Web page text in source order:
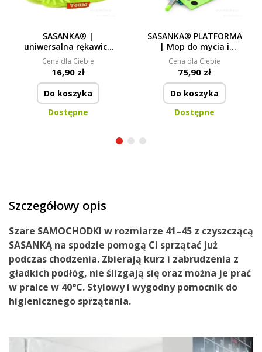
SASANKA® |
uniwersalna rękawica
czyszcząca z szorstką i
miękką stroną |
23 × 20 cm
Cena dla Ciebie
16,90 zł
Do koszyka
Dostępne
SASANKA® PLATFORMA
| Mop do mycia i
zamiatania gładkich
powierzchni + 2
nakładki
Cena dla Ciebie
75,90 zł
Do koszyka
Dostępne
Szczegółowy opis
Szare SAMOCHODKI w rozmiarze 41–45 z czyszczącą
SASANKĄ na spodzie pomogą Ci sprzątać już
podczas chodzenia. Zbierają kurz i zabrudzenia z
gładkich podłóg, nie ślizgają się oraz można je prać
w pralce w 40°C. Stylowy i wygodny pomocnik do
higienicznego sprzątania.